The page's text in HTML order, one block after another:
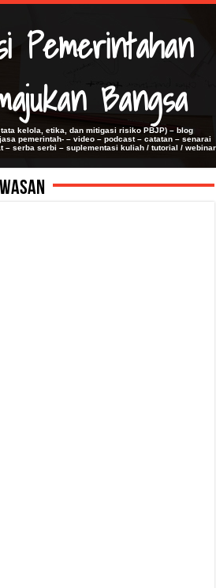
Pemerintahan
Bangsa
kelola, etika, dan mitigasi risiko PBJP) – blog
pemerintah- – video – podcast – catatan – senarai
– serba serbi – suplementasi kuliah / tutorial / webinar